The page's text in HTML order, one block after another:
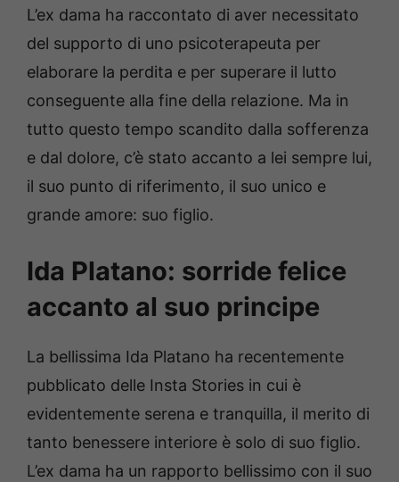
L’ex dama ha raccontato di aver necessitato
del supporto di uno psicoterapeuta per
elaborare la perdita e per superare il lutto
conseguente alla fine della relazione. Ma in
tutto questo tempo scandito dalla sofferenza
e dal dolore, c’è stato accanto a lei sempre lui,
il suo punto di riferimento, il suo unico e
grande amore: suo figlio.
Ida Platano: sorride felice
accanto al suo principe
La bellissima Ida Platano ha recentemente
pubblicato delle Insta Stories in cui è
evidentemente serena e tranquilla, il merito di
tanto benessere interiore è solo di suo figlio.
L’ex dama ha un rapporto bellissimo con il suo